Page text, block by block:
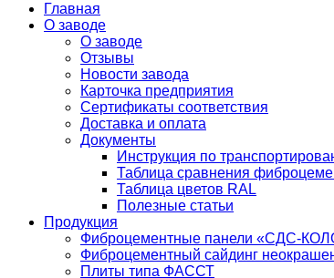
Главная
О заводе
О заводе
Отзывы
Новости завода
Карточка предприятия
Сертификаты соответствия
Доставка и оплата
Документы
Инструкция по
Таблица сравнения
Таблица цветов RAL
Полезные статьи
Продукция
Фиброцементные панели «СДС-
Фиброцементный сайдинг
Плиты типа ФАССТ